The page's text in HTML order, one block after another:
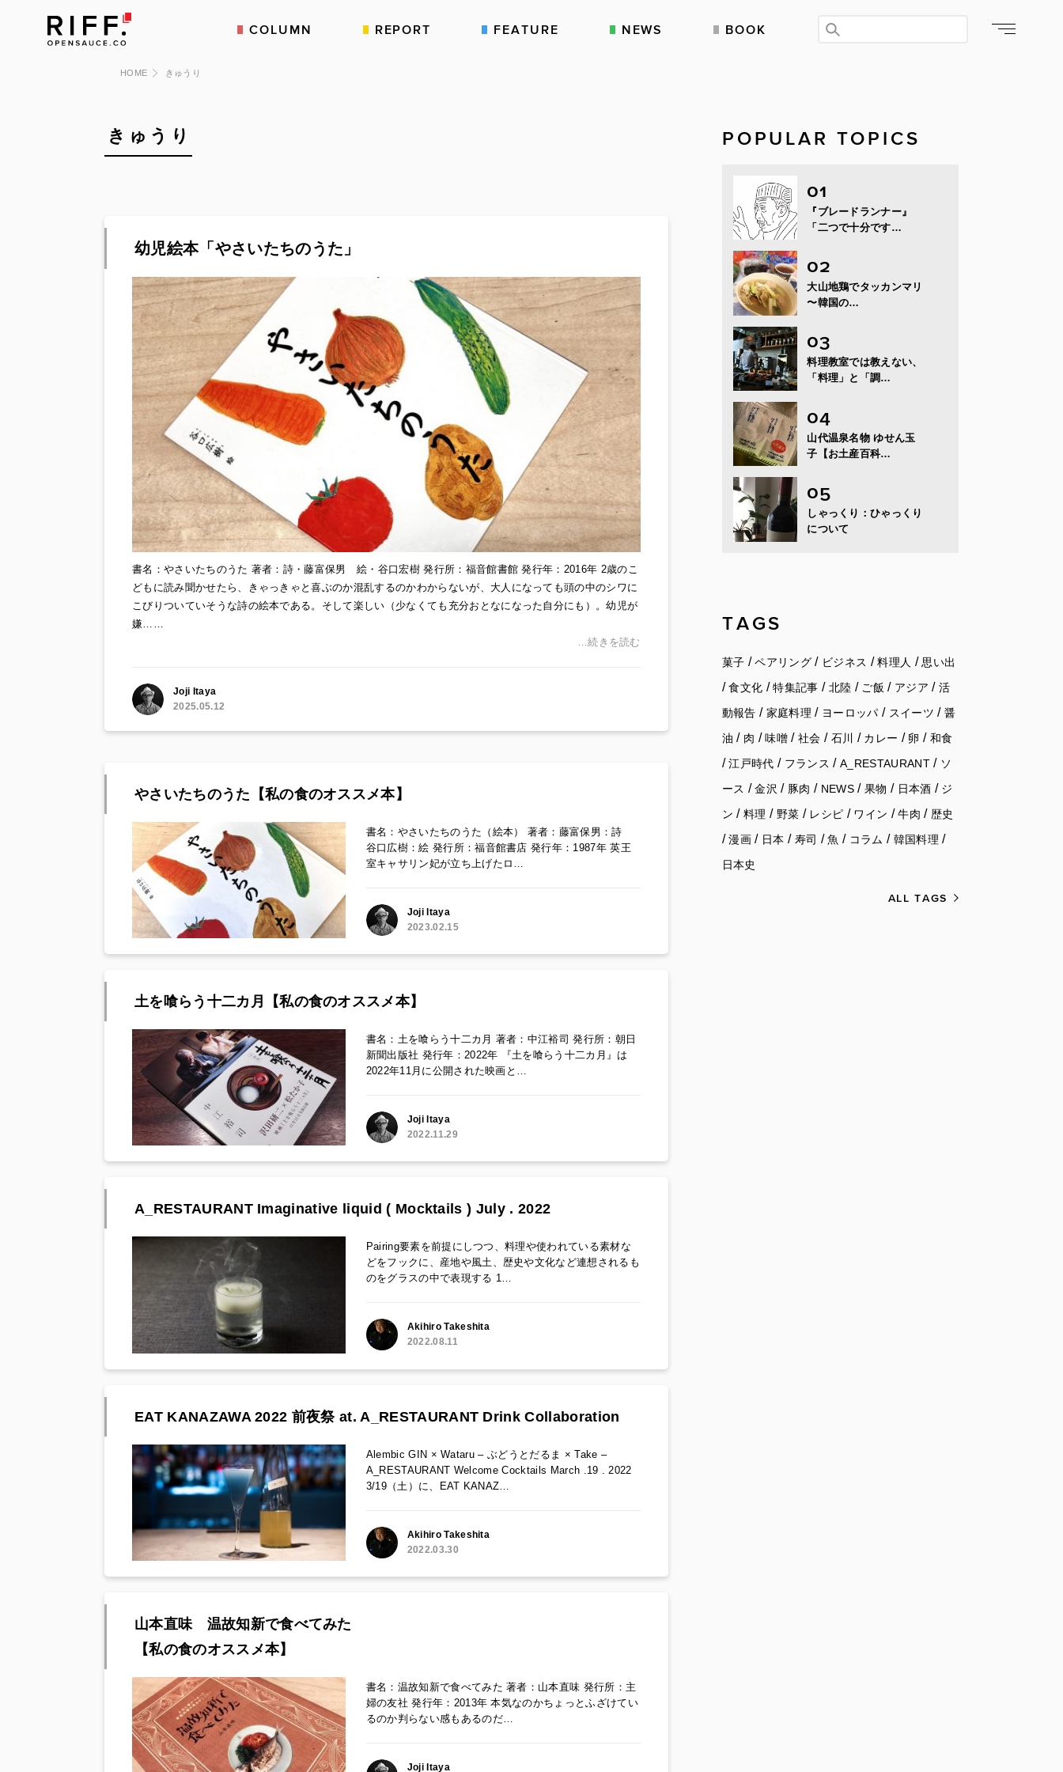
COLUMN REPORT FEATURE NEWS BOOK
HOME きゅうり
きゅうり
幼児絵本「やさいたちのうた」
書名：やさいたちのうた 著者：詩・藤富保男 絵・谷口宏樹 発行所：福音館書館 発行年：2016年 2歳のこ
どもに読み聞かせたら、きゃっきゃと喜ぶのか混乱するのかわからないが、大人になっても頭の中のシワに
こびりついていそうな詩の絵本である。そして楽しい（少なくても充分おとなになった自分にも）。幼児が
嫌……
…続きを読む
Joji Itaya
2025.05.12
やさいたちのうた【私の食のオススメ本】
書名：やさいたちのうた（絵本） 著者：藤富保男：詩
谷口広樹：絵 発行所：福音館書店 発行年：1987年 英王
室キャサリン妃が立ち上げたロ…
Joji Itaya
2023.02.15
土を喰らう十二カ月【私の食のオススメ本】
書名：土を喰らう十二カ月 著者：中江裕司 発行所：朝日
新聞出版社 発行年：2022年 『土を喰らう十二カ月』は
2022年11月に公開された映画と…
Joji Itaya
2022.11.29
A_RESTAURANT Imaginative liquid ( Mocktails ) July . 2022
Pairing要素を前提にしつつ、料理や使われている素材な
どをフックに、産地や風土、歴史や文化など連想されるも
のをグラスの中で表現する 1…
Akihiro Takeshita
2022.08.11
EAT KANAZAWA 2022 前夜祭 at. A_RESTAURANT Drink Collaboration
Alembic GIN × Wataru – ぶどうとだるま × Take –
A_RESTAURANT Welcome Cocktails March .19 . 2022
3/19（土）に、EAT KANAZ…
Akihiro Takeshita
2022.03.30
山本直味 温故知新で食べてみた
【私の食のオススメ本】
書名：温故知新で食べてみた 著者：山本直味 発行所：主
婦の友社 発行年：2013年 本気なのかちょっとふざけてい
るのか判らない感もあるのだ…
Joji Itaya
POPULAR TOPICS
『ブレードランナー』
「二つで十分です…
大山地鶏でタッカンマリ
〜韓国の…
料理教室では教えない、
「料理」と「調…
山代温泉名物 ゆせん玉
子【お土産百科…
しゃっくり：ひゃっくり
について
TAGS
菓子 /ペアリング / ビジネス /料理人 / 思い出
/食文化 /特集記事 / 北陸 / ご飯 / アジア / 活
動報告 / 家庭料理 / ヨーロッパ / スイーツ / 醤
油 / 肉 /味噌 /社会 / 石川 / カレー / 卵 / 和食
/江戸時代 / フランス / A_RESTAURANT/ ソ
ース /金沢 / 豚肉 / NEWS/ 果物 / 日本酒 / ジ
ン /料理 / 野菜 / レシピ / ワイン /牛肉 / 歴史
/漫画 / 日本 / 寿司 /魚 / コラム / 韓国料理 /
日本史
ALL TAGS